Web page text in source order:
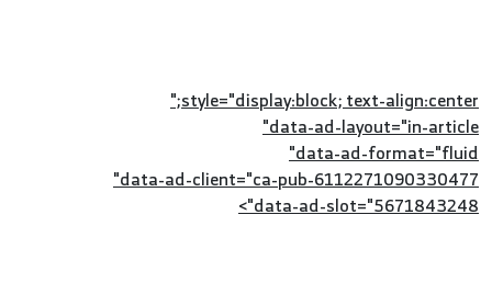
style="display:block; text-align:center;"
data-ad-layout="in-article"
data-ad-format="fluid"
data-ad-client="ca-pub-6112271090330477"
data-ad-slot="5671843248">